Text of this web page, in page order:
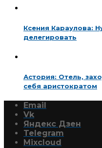
Ксения Караулова:
делегировать
Астория: Отель,
себя аристократом
Email
Vk
Яндекс Дзен
Telegram
Mixcloud